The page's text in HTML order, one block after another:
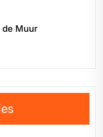
de Muur